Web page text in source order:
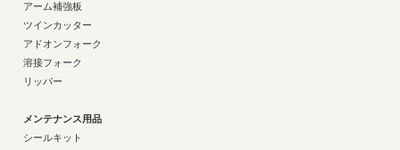
アーム補強板
ツインカッター
アドオンフォーク
溶接フォーク
リッパー
メンテナンス用品
シールキット